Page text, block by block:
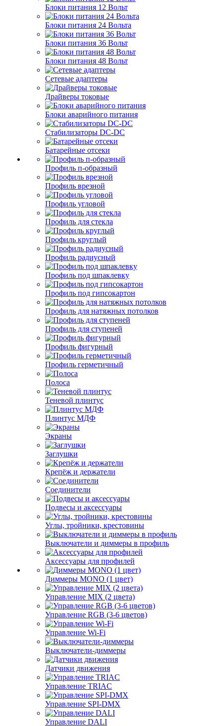
Блоки питания 12 Вольт
Блоки питания 24 Вольта
Блоки питания 36 Вольт
Блоки питания 48 Вольт
Сетевые адаптеры
Драйверы токовые
Блоки аварийного питания
Стабилизаторы DC-DC
Батарейные отсеки
Профиль п-образный
Профиль врезной
Профиль угловой
Профиль для стекла
Профиль круглый
Профиль радиусный
Профиль под шпаклевку
Профиль под гипсокартон
Профиль для натяжных потолков
Профиль для ступеней
Профиль фигурный
Профиль герметичный
Полоса
Теневой плинтус
Плинтус МДФ
Экраны
Заглушки
Крепёж и держатели
Соединители
Подвесы и аксессуары
Углы, тройники, крестовины
Выключатели и диммеры в профиль
Аксессуары для профилей
Диммеры MONO (1 цвет)
Управление MIX (2 цвета)
Управление RGB (3-6 цветов)
Управление Wi-Fi
Выключатели-диммеры
Датчики движения
Управление TRIAC
Управление SPI-DMX
Управление DALI